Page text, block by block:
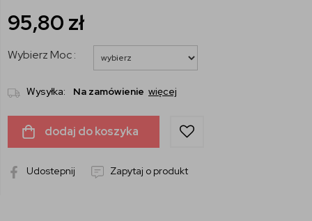
95,80 zł
Wybierz Moc :
Wysyłka: Na zamówienie więcej
dodaj do koszyka
Udostepnij Zapytaj o produkt